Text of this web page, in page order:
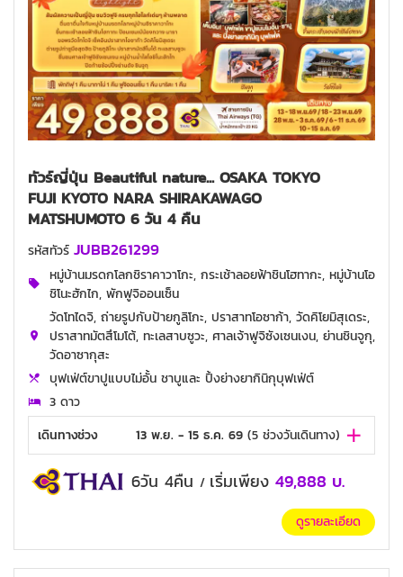
ทัวร์ญี่ปุ่น Beautiful nature... OSAKA TOKYO
FUJI KYOTO NARA SHIRAKAWAGO
MATSHUMOTO 6 วัน 4 คืน
รหัสทัวร์ JUBB261299
หมู่บ้านมรดกโลกชิราคาวาโกะ, กระเช้าลอยฟ้าชินโฮทากะ, หมู่บ้านโอ
ชิโนะฮักไก, พักฟูจิออนเซ็น
วัดโทไดจิ, ถ่ายรูปกับป้ายกูลิโกะ, ปราสาทโอซาก้า, วัดคิโยมิสุเดระ,
ปราสาทมัตสึโมโต้, ทะเลสาบซูวะ, ศาลเจ้าฟูจิซังเซนเงน, ย่านชินจูกุ,
วัดอาซากุสะ
บุฟเฟ่ต์ขาปูแบบไม่อั้น ชาบูและ ปิ้งย่างยากินิกุบุฟเฟ่ต์
3 ดาว
เดินทางช่วง
13 พ.ย. - 15 ธ.ค. 69 (5 ช่วงวันเดินทาง)
6วัน 4คืน / เริ่มเพียง 49,888 บ.
ดูรายละเอียด